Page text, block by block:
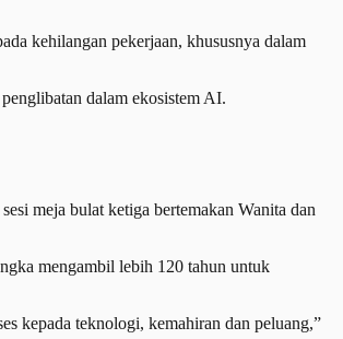
kehilangan pekerjaan, khususnya dalam
dalam ekosistem AI.
meja bulat ketiga bertemakan Wanita dan
mengambil lebih 120 tahun untuk
kepada teknologi, kemahiran dan peluang,”